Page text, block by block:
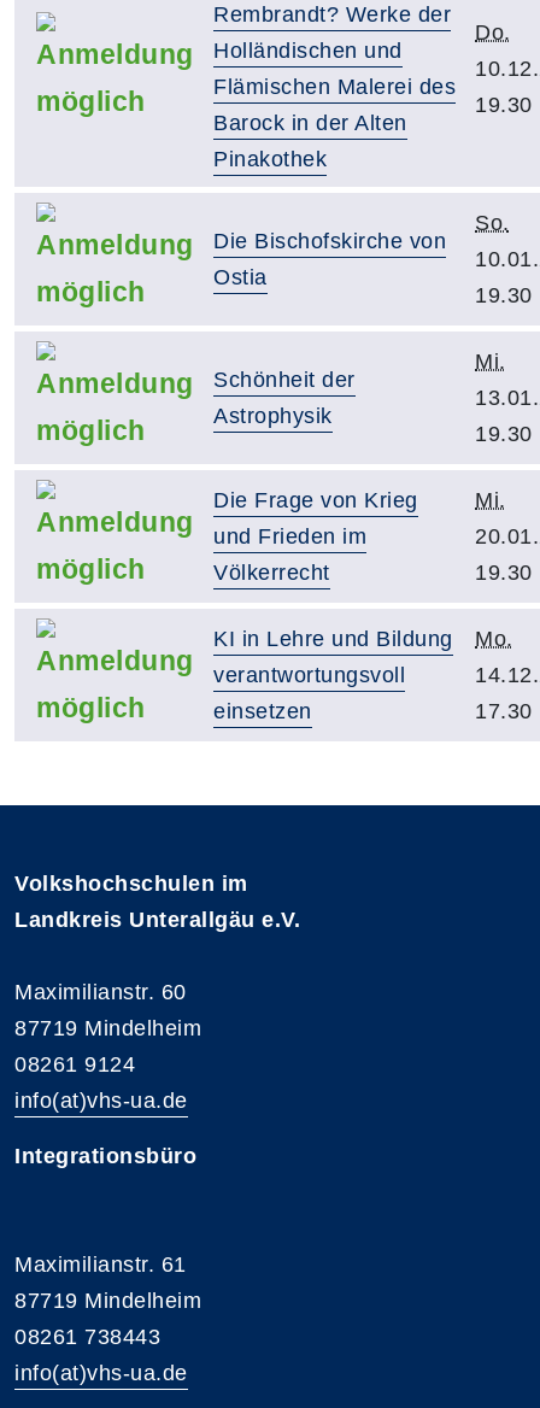
Rembrandt? Werke der
Holländischen und
Flämischen Malerei des
Barock in der Alten
Pinakothek
Do.
19.30
Die Bischofskirche von
Ostia
So.
19.30
Schönheit der
Astrophysik
Mi.
19.30
Die Frage von Krieg
und Frieden im
Völkerrecht
Mi.
19.30
KI in Lehre und Bildung
verantwortungsvoll
einsetzen
Mo.
17.30
Volkshochschulen im
Landkreis Unterallgäu e.V.
Maximilianstr. 60
87719 Mindelheim
08261 9124
info(at)vhs-ua.de
Integrationsbüro
Maximilianstr. 61
87719 Mindelheim
08261 738443
info(at)vhs-ua.de